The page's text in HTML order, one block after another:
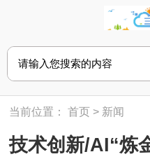
当前位置：首页 > 新闻
技术创新/AI“炼